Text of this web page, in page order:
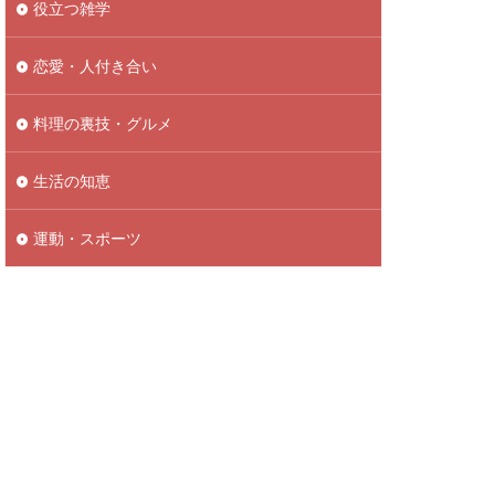
役立つ雑学
恋愛・人付き合い
料理の裏技・グルメ
生活の知恵
運動・スポーツ